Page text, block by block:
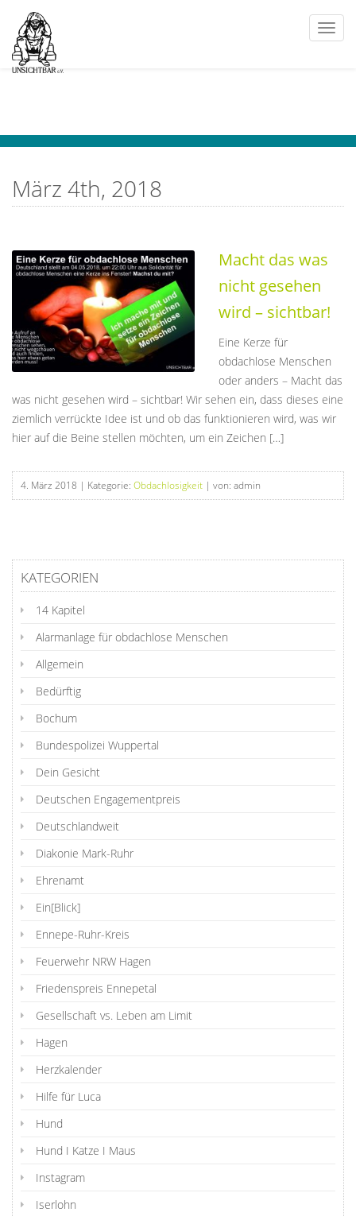
März 4th, 2018
Macht das was
nicht gesehen
wird – sichtbar!
Eine Kerze für
obdachlose Menschen
oder anders – Macht das
was nicht gesehen wird – sichtbar! Wir sehen ein, dass dieses eine
ziemlich verrückte Idee ist und ob das funktionieren wird, was wir
hier auf die Beine stellen möchten, um ein Zeichen […]
4. März 2018 | Kategorie: Obdachlosigkeit | von: admin
KATEGORIEN
14 Kapitel
Alarmanlage für obdachlose Menschen
Allgemein
Bedürftig
Bochum
Bundespolizei Wuppertal
Dein Gesicht
Deutschen Engagementpreis
Deutschlandweit
Diakonie Mark-Ruhr
Ehrenamt
Ein[Blick]
Ennepe-Ruhr-Kreis
Feuerwehr NRW Hagen
Friedenspreis Ennepetal
Gesellschaft vs. Leben am Limit
Hagen
Herzkalender
Hilfe für Luca
Hund
Hund I Katze I Maus
Instagram
Iserlohn